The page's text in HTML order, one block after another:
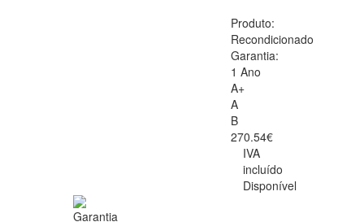
Produto:
Recondicionado
Garantia:
1 Ano
A+
A
B
270.54€
IVA
incluído
Disponível